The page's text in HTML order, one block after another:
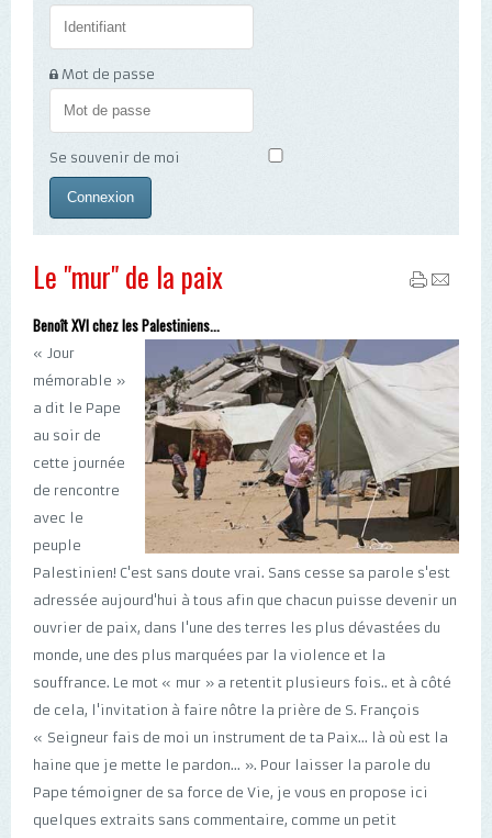
Mot de passe
Se souvenir de moi
Le "mur" de la paix
Benoît XVI chez les Palestiniens...
« Jour
mémorable »
a dit le Pape
au soir de
cette journée
de rencontre
avec le
peuple
Palestinien! C'est sans doute vrai. Sans cesse sa parole s'est
adressée aujourd'hui à tous afin que chacun puisse devenir un
ouvrier de paix, dans l'une des terres les plus dévastées du
monde, une des plus marquées par la violence et la
souffrance. Le mot « mur » a retentit plusieurs fois.. et à côté
de cela, l'invitation à faire nôtre la prière de S. François
« Seigneur fais de moi un instrument de ta Paix... là où est la
haine que je mette le pardon... ». Pour laisser la parole du
Pape témoigner de sa force de Vie, je vous en propose ici
quelques extraits sans commentaire, comme un petit